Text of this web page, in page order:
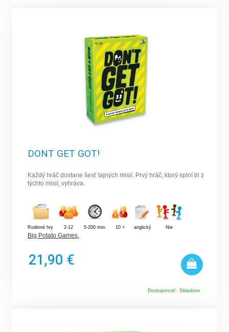
DONT GET GOT!
Každý hráč dostane šesť tajných misií. Prvý hráč, ktorý splní tri z
týchto misií, vyhráva.
Rodinné hry 2-12 5-200 min. 10 + anglický Nie
Big Potato Games
21,90 €
Dostupnosť: Skladom